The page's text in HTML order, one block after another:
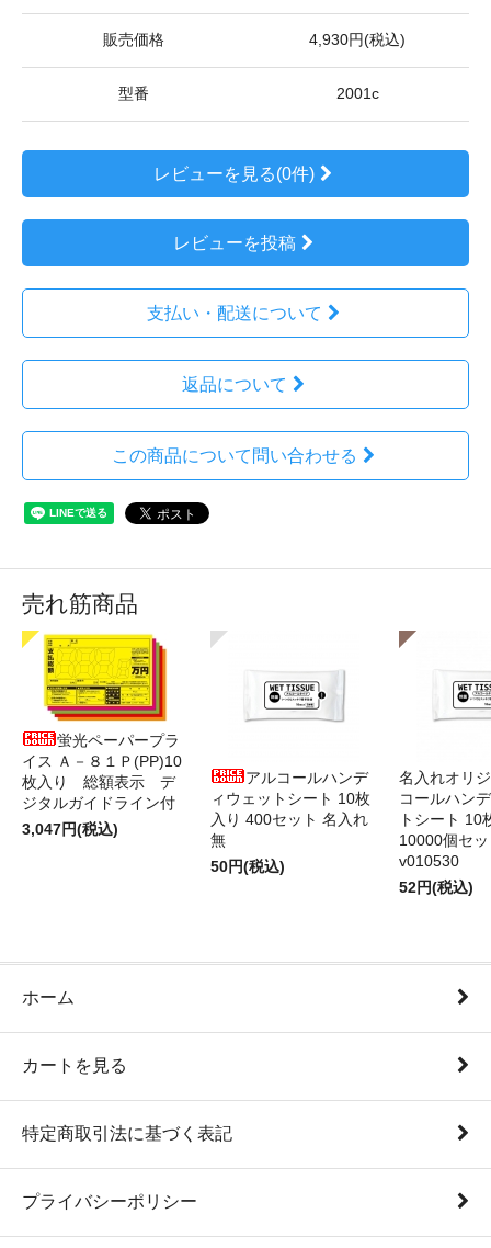
販売価格 4,930円(税込)
型番 2001c
レビューを見る(0件)
レビューを投稿
支払い・配送について
返品について
この商品について問い合わせる
売れ筋商品
蛍光ペーパープラ
イス Ａ－８１Ｐ(PP)10
枚入り 総額表示 デ
ジタルガイドライン付
3,047円(税込)
アルコールハンデ
ィウェットシート 10枚
入り 400セット 名入れ
無
50円(税込)
名入れオリ
コールハン
トシート 10
10000個セ
v010530
52円(税込)
ホーム
カートを見る
特定商取引法に基づく表記
プライバシーポリシー